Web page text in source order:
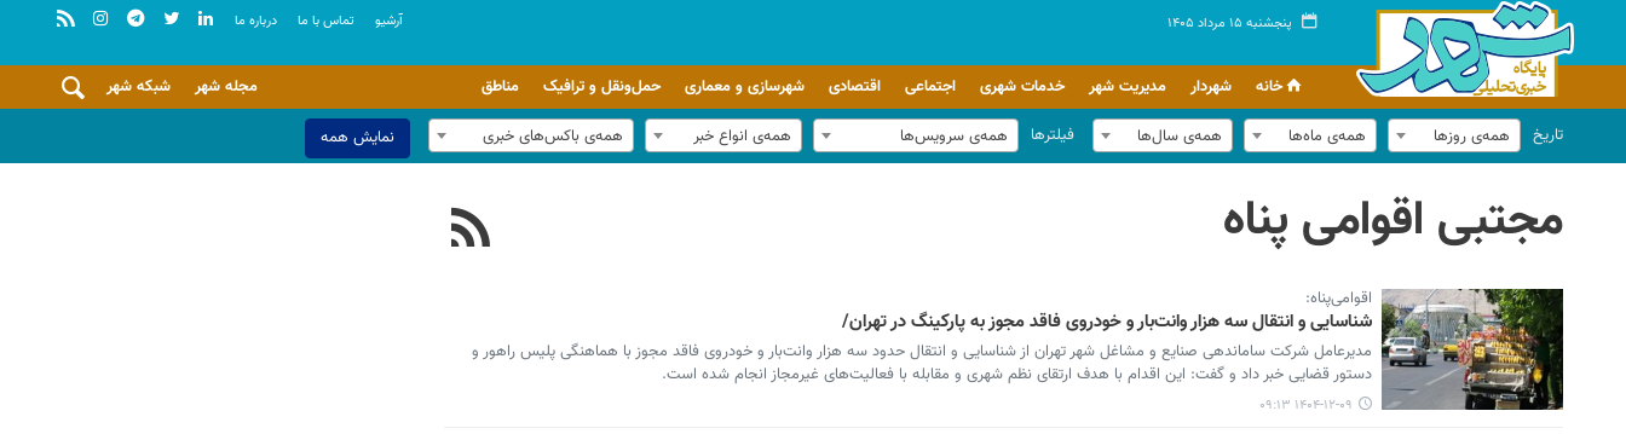
پنجشنبه ۱۵ مرداد ۱۴۰۵ آرشيو تماس با ما درباره ما
خانه شهردار مدیریت شهر خدمات شهری اجتماعی اقتصادی شهرسازی و معماری حمل‌ونقل و ترافیک مناطق شبکه شهر
مجله شهر
تاریخ
همه‌ی روزها همه‌ی ماه‌ها همه‌ی سال‌ها فیلترها همه‌ی سرویس‌ها همه‌ی انواع خبر همه‌ی باکس‌های خبری نمایش همه
مجتبی اقوامی پناه
اقوامی‌پناه:
شناسایی و انتقال سه هزار وانت‌بار و خودروی فاقد مجوز به پارکینگ در تهران/
مدیرعامل شرکت ساماندهی صنایع و مشاغل شهر تهران از شناسایی و انتقال حدود سه هزار وانت‌بار و خودروی فاقد مجوز با هماهنگی پلیس راهور و
دستور قضایی خبر داد و گفت: این اقدام با هدف ارتقای نظم شهری و مقابله با فعالیت‌های غیرمجاز انجام شده است.
۱۴۰۴-۱۲-۰۹ ۰۹:۱۳